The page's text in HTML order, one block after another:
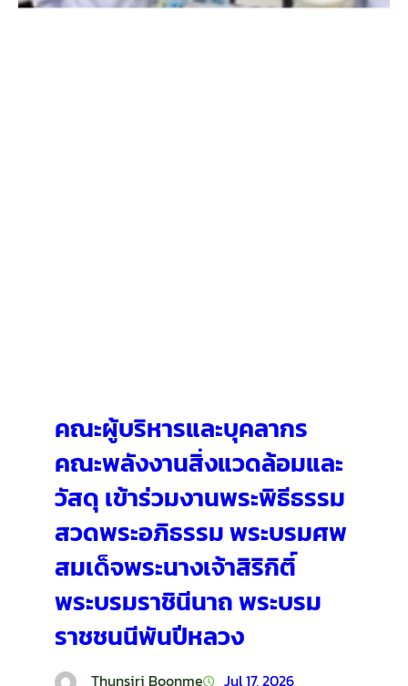
คณะผู้บริหารและบุคลากร
คณะพลังงานสิ่งแวดล้อมและ
วัสดุ เข้าร่วมงานพระพิธีธรรม
สวดพระอภิธรรม พระบรมศพ
สมเด็จพระนางเจ้าสิริกิติ์
พระบรมราชินีนาถ พระบรม
ราชชนนีพันปีหลวง
Thunsiri Boonme Jul 17, 2026